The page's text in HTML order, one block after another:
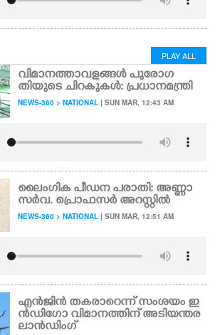
PLAY ALL
വിമാനത്താവളങ്ങൾ പുരോഗ
തിയുടെ ചിറകുകൾ: പ്രധാനമന്ത്രി
NEWS-360 > NATIONAL | SUN MAR, 12:43 AM
ലൈംഗിക പീഡന പരാതി: അണ്ണാ
സർവ. പ്രൊഫസർ അറസ്റ്റിൽ
NEWS-360 > NATIONAL | SUN MAR, 12:51 AM
എൻജിൻ തകരാറെന്ന് സംശയം ഇ
ൻഡിഗോ വിമാനത്തിന് അടിയന്തര
ലാൻഡിംഗ്